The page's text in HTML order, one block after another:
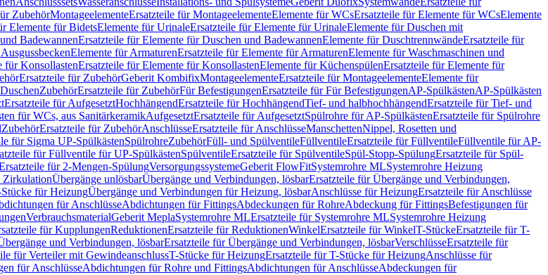
ZubehörMontageelementeErsatzteile für MontageelementeElemente für WCsErsatzteile für Elemente für WCsElemente
Elemente für BidetsElemente für UrinaleErsatzteile für Elemente für UrinaleElemente für Duschen mit
BadewannenErsatzteile für Elemente für Duschen und BadewannenElemente für DuschtrennwändeErsatzteile für
Elemente für ArmaturenErsatzteile für Elemente für ArmaturenElemente für Waschmaschinen und
für KonsollastenErsatzteile für Elemente für KonsollastenElemente für KüchenspülenErsatzteile für Elemente für
Ersatzteile für ZubehörGeberit KombifixMontageelementeErsatzteile für MontageelementeElemente für
ZubehörErsatzteile für ZubehörFür BefestigungenErsatzteile für Für BefestigungenAP-SpülkästenAP-Spülkästen
Ersatzteile für AufgesetztHochhängendErsatzteile für HochhängendTief- und halbhochhängendErsatzteile für Tief- und
für WCs, aus SanitärkeramikAufgesetztErsatzteile für AufgesetztSpülrohre für AP-SpülkästenErsatzteile für Spülrohre
ZubehörErsatzteile für ZubehörAnschlüsseErsatzteile für AnschlüsseManschettenNippel, Rosetten und
für Sigma UP-SpülkästenSpülrohreZubehörFüll- und SpülventileFüllventileErsatzteile für FüllventileFüllventile für AP-
für Füllventile für UP-SpülkästenSpülventileErsatzteile für SpülventileSpül-Stopp-SpülungErsatzteile für Spül-
für 2-Mengen-SpülungVersorgungssystemeGeberit FlowFitSystemrohre MLSystemrohre Heizung
ZirkulationÜbergänge unlösbarÜbergänge und Verbindungen, lösbarErsatzteile für Übergänge und Verbindungen,
für HeizungÜbergänge und Verbindungen für Heizung, lösbarAnschlüsse für HeizungErsatzteile für Anschlüsse
für AnschlüsseAbdichtungen für FittingsAbdeckungen für RohreAbdeckung für FittingsBefestigungen für
VerbrauchsmaterialGeberit MeplaSystemrohre MLErsatzteile für Systemrohre MLSystemrohre Heizung
für KupplungenReduktionenErsatzteile für ReduktionenWinkelErsatzteile für WinkelT-StückeErsatzteile für T-
und Verbindungen, lösbarErsatzteile für Übergänge und Verbindungen, lösbarVerschlüsseErsatzteile für
für Verteiler mit GewindeanschlussT-Stücke für HeizungErsatzteile für T-Stücke für HeizungAnschlüsse für
für AnschlüsseAbdichtungen für Rohre und FittingsAbdichtungen für AnschlüsseAbdeckungen für